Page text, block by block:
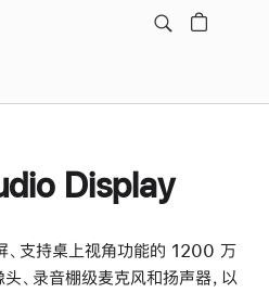
Display
支持桌上视角功能的 1200 万
录音棚级麦克风和扬声器，以